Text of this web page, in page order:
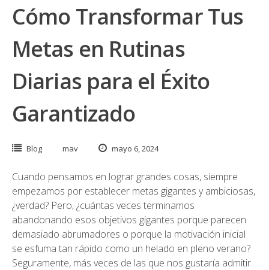
Cómo Transformar Tus
Metas en Rutinas
Diarias para el Éxito
Garantizado
Blog mav mayo 6, 2024
Cuando pensamos en lograr grandes cosas, siempre
empezamos por establecer metas gigantes y ambiciosas,
¿verdad? Pero, ¿cuántas veces terminamos
abandonando esos objetivos gigantes porque parecen
demasiado abrumadores o porque la motivación inicial
se esfuma tan rápido como un helado en pleno verano?
Seguramente, más veces de las que nos gustaría admitir.